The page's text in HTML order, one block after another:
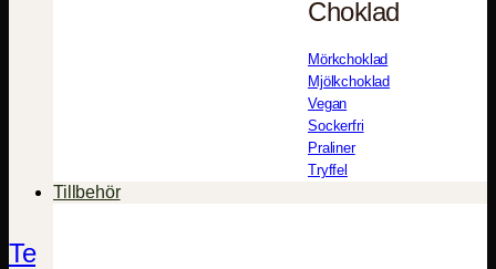
Choklad
Mörkchoklad
Mjölkchoklad
Vegan
Sockerfri
Praliner
Tryffel
Tillbehör
Te